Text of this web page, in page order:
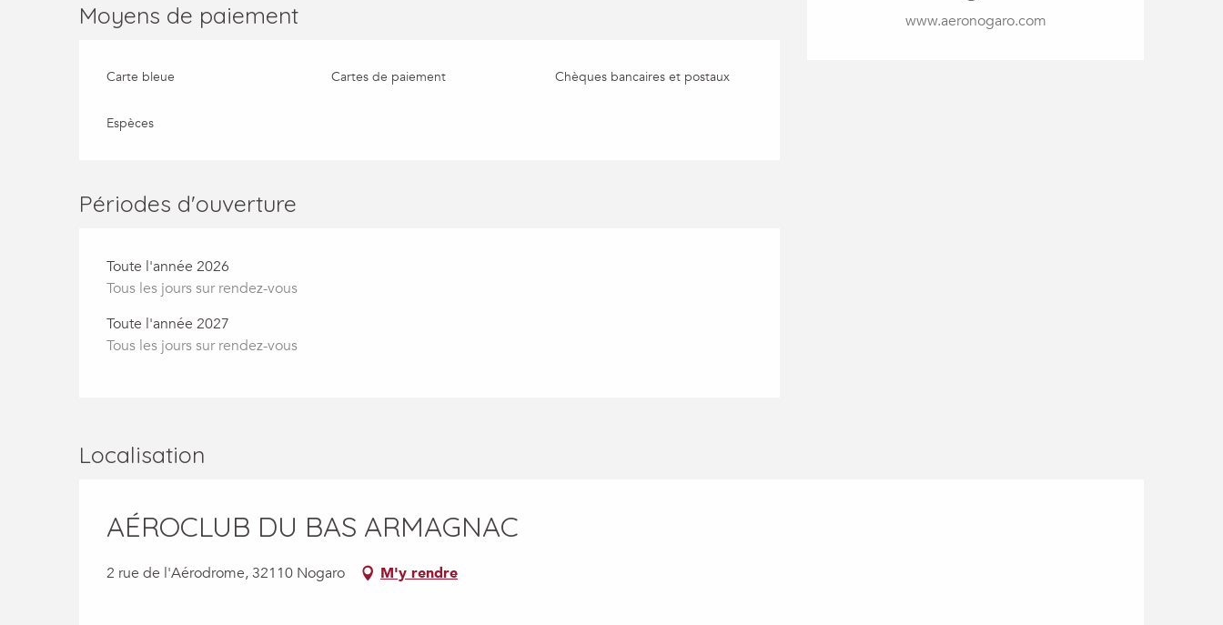
www.aeronogaro.com
Moyens de paiement
Carte bleue Cartes de paiement Chèques bancaires et postaux
Espèces
Périodes d'ouverture
Toute l'année 2026
Tous les jours sur rendez-vous
Toute l'année 2027
Tous les jours sur rendez-vous
Localisation
AÉROCLUB DU BAS ARMAGNAC
2 rue de l'Aérodrome, 32110 Nogaro M'y rendre